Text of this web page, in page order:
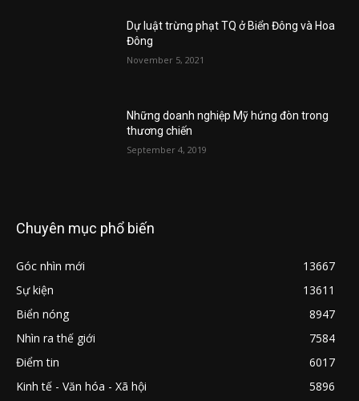
Dự luật trừng phạt TQ ở Biển Đông và Hoa
Đông
November 5, 2021
Những doanh nghiệp Mỹ hứng đòn trong
thương chiến
September 4, 2019
Chuyên mục phổ biến
Góc nhìn mới
13667
Sự kiện
13611
Biển nóng
8947
Nhìn ra thế giới
7584
Điểm tin
6017
Kinh tế - Văn hóa - Xã hội
5896